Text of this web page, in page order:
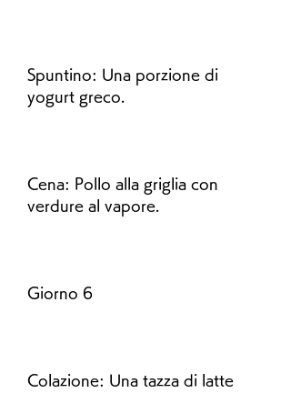
Spuntino: Una porzione di
yogurt greco.
Cena: Pollo alla griglia con
verdure al vapore.
Giorno 6
Colazione: Una tazza di latte